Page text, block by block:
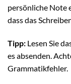
persönliche Note
dass das
Tipp: Lesen Sie
es absenden.
Grammatikfehler.